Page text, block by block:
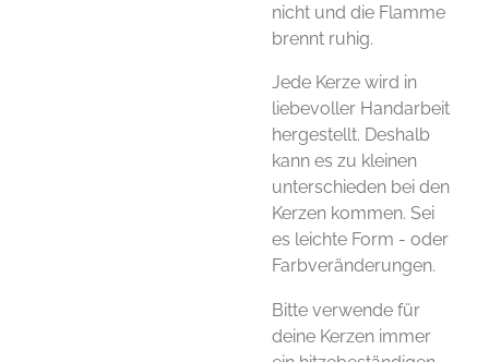
nicht und die Flamme
brennt ruhig.
Jede Kerze wird in
liebevoller Handarbeit
hergestellt. Deshalb
kann es zu kleinen
unterschieden bei den
Kerzen kommen. Sei
es leichte Form - oder
Farbveränderungen.
Bitte verwende für
deine Kerzen immer